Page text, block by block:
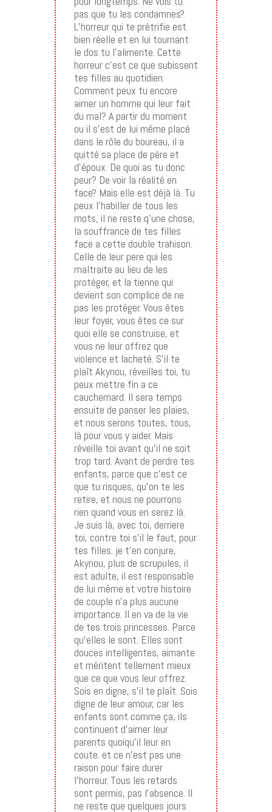
pas que tu les condamnes?
L’horreur qui te prétrifie est
bien réelle et en lui tournant
le dos tu l’alimente. Cette
horreur c’est ce que subissent
tes filles au quotidien.
Comment peux tu encore
aimer un homme qui leur fait
du mal? A partir du moment
ou il s’est de lui même placé
dans le rôle du boureau, il a
quitté sa place de père et
d’époux. De quoi as tu donc
peur? De voir la réalité en
face? Mais elle est déjà là. Tu
peux l’habiller de tous les
mots, il ne reste q’une chose,
la souffrance de tes filles
face a cette double trahison.
Celle de leur pere qui les
maltraite au lieu de les
protéger, et la tienne qui
devient son complice de ne
pas les protéger. Vous êtes
leur foyer, vous êtes ce sur
quoi elle se construise, et
vous ne leur offrez que
violence et lacheté. S’il te
plaît Akynou, réveilles toi, tu
peux mettre fin a ce
cauchemard. Il sera temps
ensuite de panser les plaies,
et nous serons toutes, tous,
là pour vous y aider. Mais
réveille toi avant qu’il ne soit
trop tard. Avant de perdre tes
enfants, parce que c’est ce
que tu risques, qu’on te les
retire, et nous ne pourrons
rien quand vous en serez là.
Je suis là, avec toi, derriere
toi, contre toi s’il le faut, pour
tes filles. je t’en conjure,
Akynou, plus de scrupules, il
est adulte, il est responsable
de lui même et votre histoire
de couple n’a plus aucune
importance. Il en va de la vie
de tes trois princesses. Parce
qu’elles le sont. Elles sont
douces intelligentes, aimante
et méritent tellement mieux
que ce que vous leur offrez.
Sois en digne, s’il te plaît. Sois
digne de leur amour, car les
enfants sont comme ça, ils
continuent d’aimer leur
parents quoiqu’il leur en
coute. et ce n’est pas une
raison pour faire durer
l’horreur. Tous les retards
sont permis, pas l’absence. Il
ne reste que quelques jours